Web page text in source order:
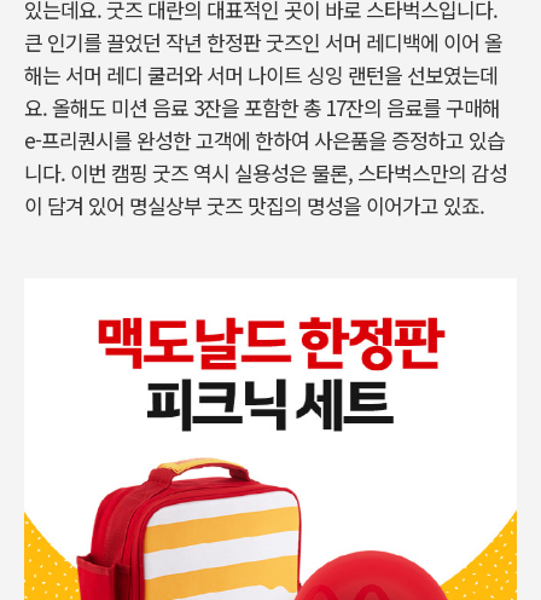
있는데요. 굿즈 대란의 대표적인 곳이 바로 스타벅스입니다.
큰 인기를 끌었던 작년 한정판 굿즈인 서머 레디백에 이어 올
해는 서머 레디 쿨러와 서머 나이트 싱잉 랜턴을 선보였는데
요. 올해도 미션 음료 3잔을 포함한 총 17잔의 음료를 구매해
e-프리퀀시를 완성한 고객에 한하여 사은품을 증정하고 있습
니다. 이번 캠핑 굿즈 역시 실용성은 물론, 스타벅스만의 감성
이 담겨 있어 명실상부 굿즈 맛집의 명성을 이어가고 있죠.